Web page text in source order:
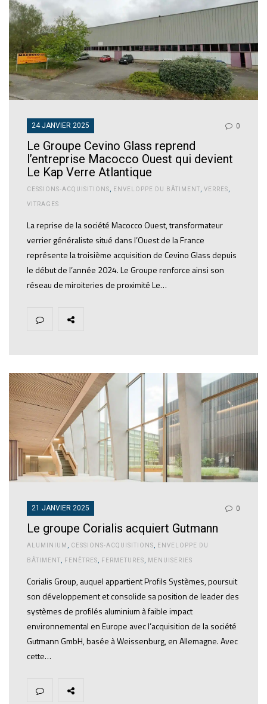
24 JANVIER 2025 0
Le Groupe Cevino Glass reprend
l’entreprise Macocco Ouest qui devient
Le Kap Verre Atlantique
CESSIONS-ACQUISITIONS ENVELOPPE DU BÂTIMENT VERRES
VITRAGES
La reprise de la société Macocco Ouest, transformateur
verrier généraliste situé dans l’Ouest de la France
représente la troisième acquisition de Cevino Glass depuis
le début de l’année 2024. Le Groupe renforce ainsi son
réseau de miroiteries de proximité Le…
21 JANVIER 2025 0
Le groupe Corialis acquiert Gutmann
ALUMINIUM , CESSIONS-ACQUISITIONS, ENVELOPPE DU
BÂTIMENT, FENÊTRES, FERMETURES, MENUISERIES
Corialis Group, auquel appartient Profils Systèmes, poursuit
son développement et consolide sa position de leader des
systèmes de profilés aluminium à faible impact
environnemental en Europe avec l’acquisition de la société
Gutmann GmbH, basée à Weissenburg, en Allemagne. Avec
cette…